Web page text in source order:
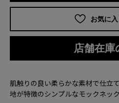
お気に
店舗在庫
肌触りの良い柔らかな素材で仕立
地が特徴のシンプルなモックネック